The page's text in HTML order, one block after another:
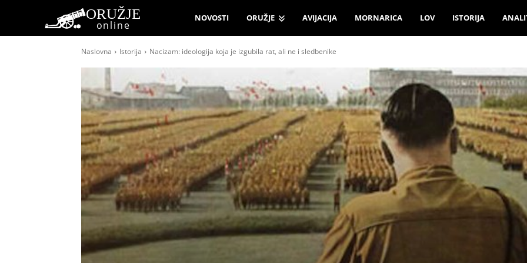
ORUŽJE
online
NOVOSTI ORUŽJE AVIJACIJA MORNARICA LOV ISTORIJA
Naslovna Istorija Nacizam: ideologija koja je izgubila rat, ali ne i sledbenike